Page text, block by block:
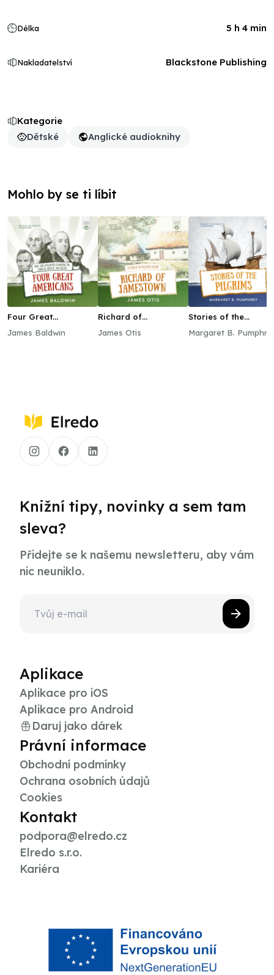
Kategorie
Dětské
Anglické audioknihy
Délka 5 h 4 min
Nakladatelství Blackstone Publishing
Mohlo by se ti líbit
Four Great
James Baldwin
Richard of
James Otis
Stories of the
Margaret B.
Knižní tipy, novinky a sem tam
sleva?
Přidejte se k našemu newsletteru, aby vám
nic neuniklo.
Aplikace
Aplikace pro iOS
Aplikace pro Android
Daruj jako dárek
Právní informace
Obchodní podmínky
Ochrana osobních údajů
Cookies
Kontakt
podpora@elredo.cz
Elredo s.r.o.
Kariéra